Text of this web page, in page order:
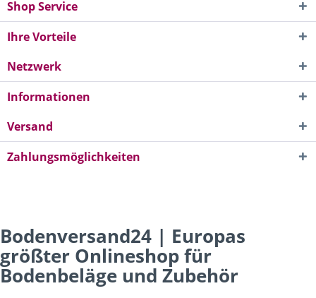
Shop Service
Ihre Vorteile
Netzwerk
Informationen
Versand
Zahlungsmöglichkeiten
Bodenversand24 | Europas
größter Onlineshop für
Bodenbeläge und Zubehör